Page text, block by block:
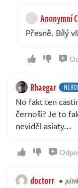
Anonymní
Přesně. Bílý
Rhaegar
No fakt ten
černoši? Je to
neviděl asiaty...
doctorr